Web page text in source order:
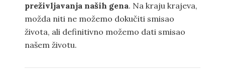
preživljavanja naših gena. Na kraju krajeva,
možda niti ne možemo dokučiti smisao
života, ali definitivno možemo dati smisao
našem životu.